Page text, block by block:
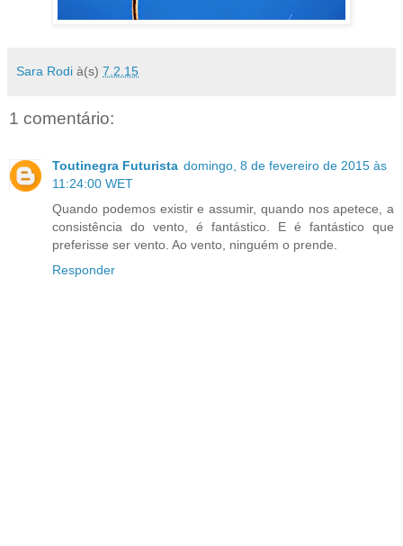
Sara Rodi à(s) 7.2.15
1 comentário:
Toutinegra Futurista domingo, 8 de fevereiro de 2015 às
11:24:00 WET
Quando podemos existir e assumir, quando nos apetece, a
consistência do vento, é fantástico. E é fantástico que
preferisse ser vento. Ao vento, ninguém o prende.
Responder